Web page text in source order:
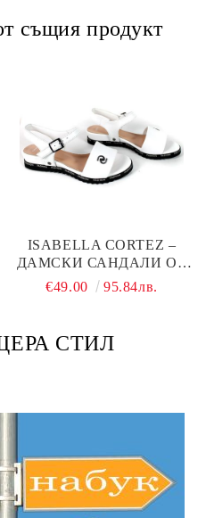
същия продукт
ISABELLA CORTEZ –
ДАМСКИ САНДАЛИ ОТ
ЕСТЕСТВЕНА КОЖА В
€49.00 95.84лв.
СТИЛ